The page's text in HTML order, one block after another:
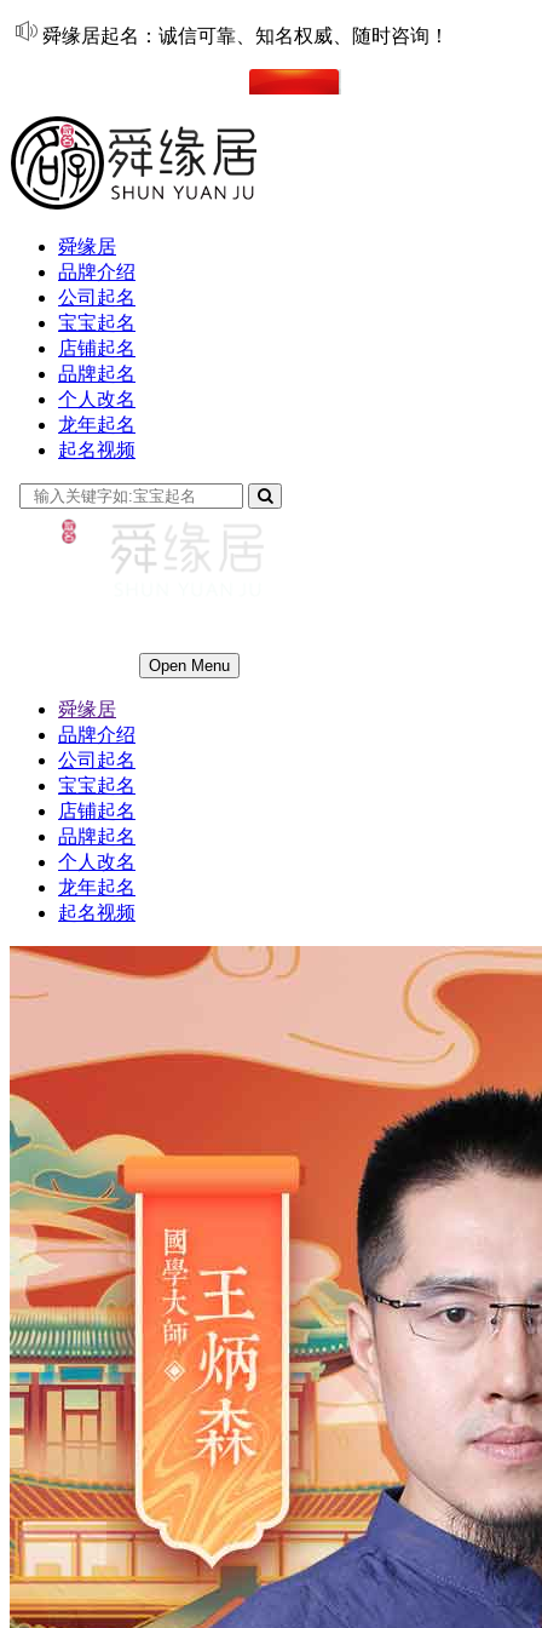
舜缘居起名：诚信可靠、知名权威、随时咨询！
舜缘居
品牌介绍
公司起名
宝宝起名
店铺起名
品牌起名
个人改名
龙年起名
起名视频
Open Menu
舜缘居
品牌介绍
公司起名
宝宝起名
店铺起名
品牌起名
个人改名
龙年起名
起名视频